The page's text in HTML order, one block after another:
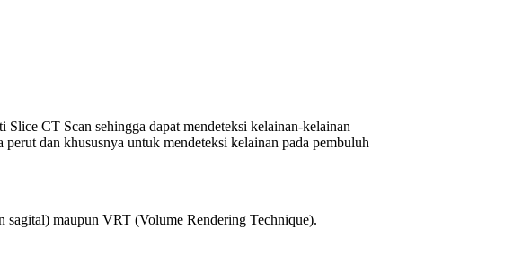
CT Scan sehingga dapat mendeteksi kelainan-kelainan
dan khususnya untuk mendeteksi kelainan pada pembuluh
sagital) maupun VRT (Volume Rendering Technique).